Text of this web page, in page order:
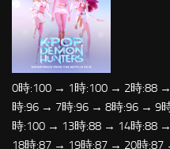
0時:100 → 1時:100 → 2時:88
時:96 → 7時:96 → 8時:96 → 9
時:100 → 13時:88 → 14時:88
18時:87 → 19時:87 → 20時